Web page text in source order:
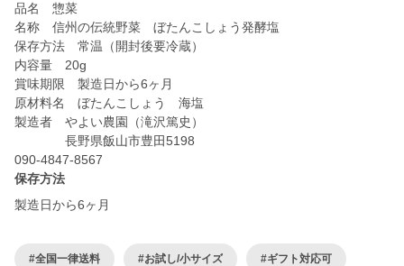
品名 惣菜
名称 信州の伝統野菜 ぼたんこしょう発酵塩
保存方法 常温（開封後要冷蔵）
内容量 20g
賞味期限 製造日から6ヶ月
原材料名 ぼたんこしょう 海塩
製造者 やよい農園（滝沢篤史）
長野県飯山市豊田5198
090-4847-8567
保存方法
製造日から6ヶ月
#全国一律送料 #お試し/小サイズ #ギフト対応可